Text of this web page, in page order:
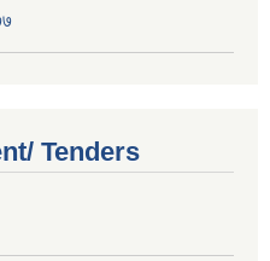
Tenders